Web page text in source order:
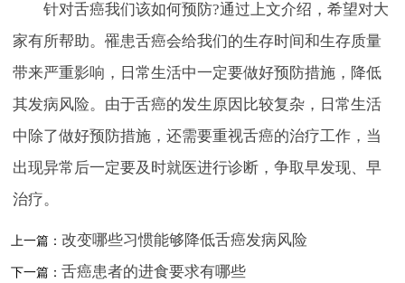
针对舌癌我们该如何预防?通过上文介绍，希望对大
家有所帮助。罹患舌癌会给我们的生存时间和生存质量
带来严重影响，日常生活中一定要做好预防措施，降低
其发病风险。由于舌癌的发生原因比较复杂，日常生活
中除了做好预防措施，还需要重视舌癌的治疗工作，当
出现异常后一定要及时就医进行诊断，争取早发现、早
治疗。
上一篇： 改变哪些习惯能够降低舌癌发病风险
下一篇： 舌癌患者的进食要求有哪些